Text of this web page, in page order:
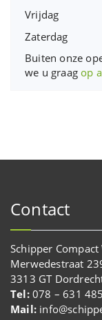
Vrijdag
Zaterdag
Buiten onze
we u graagop
Contact
Schipper Compact
Merwedestraat
3313 GT
Tel:078 – 631
Mail: